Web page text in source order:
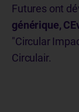
Futures ont
générique,
"Circular
Circulair.